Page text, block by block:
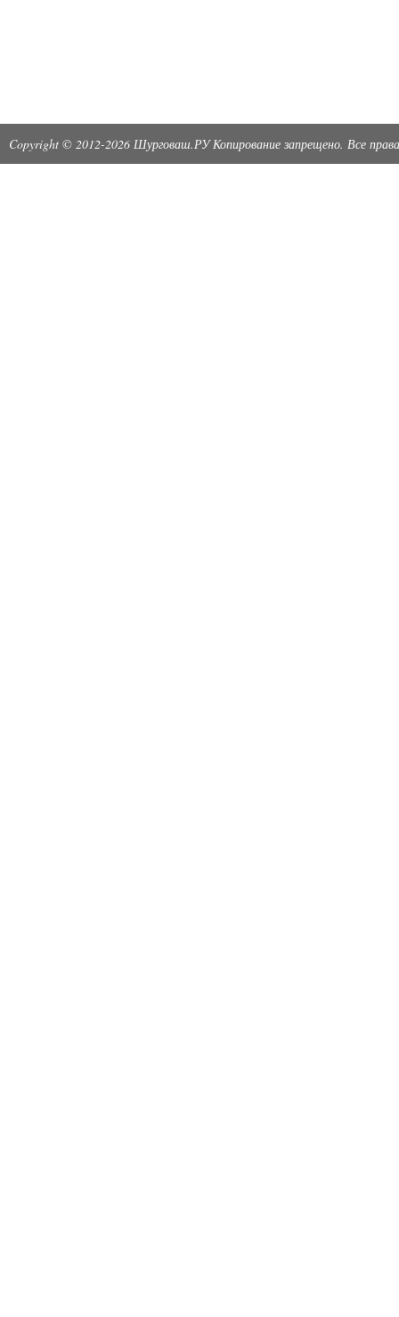
Copyright © 2012-2026 Шурговаш.РУ Копирование запрещено. Все